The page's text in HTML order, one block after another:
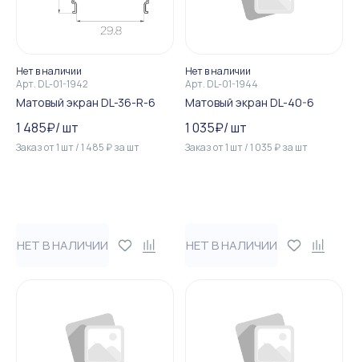
Нет в наличии
Арт. DL-01-1942
Матовый экран DL-36-R-6
1 485₽/шт
Заказ от1 шт/1 485 ₽за шт
НЕТ В НАЛИЧИИ
Нет в наличии
Арт. DL-01-1944
Матовый экран DL-40-6
1 035₽/шт
Заказ от1 шт/1 035 ₽за шт
НЕТ В НАЛИЧИИ